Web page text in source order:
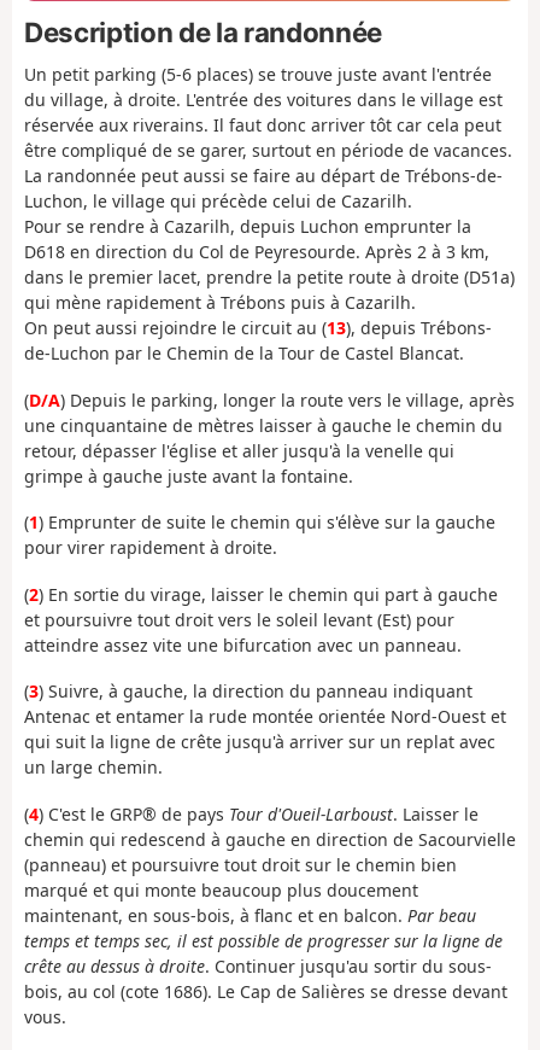
Description de la randonnée
Un petit parking (5-6 places) se trouve juste avant l'entrée
du village, à droite. L'entrée des voitures dans le village est
réservée aux riverains. Il faut donc arriver tôt car cela peut
être compliqué de se garer, surtout en période de vacances.
La randonnée peut aussi se faire au départ de Trébons-de-
Luchon, le village qui précède celui de Cazarilh.
Pour se rendre à Cazarilh, depuis Luchon emprunter la
D618 en direction du Col de Peyresourde. Après 2 à 3 km,
dans le premier lacet, prendre la petite route à droite (D51a)
qui mène rapidement à Trébons puis à Cazarilh.
On peut aussi rejoindre le circuit au (13), depuis Trébons-
de-Luchon par le Chemin de la Tour de Castel Blancat.
(D/A) Depuis le parking, longer la route vers le village, après
une cinquantaine de mètres laisser à gauche le chemin du
retour, dépasser l'église et aller jusqu'à la venelle qui
grimpe à gauche juste avant la fontaine.
(1) Emprunter de suite le chemin qui s'élève sur la gauche
pour virer rapidement à droite.
(2) En sortie du virage, laisser le chemin qui part à gauche
et poursuivre tout droit vers le soleil levant (Est) pour
atteindre assez vite une bifurcation avec un panneau.
(3) Suivre, à gauche, la direction du panneau indiquant
Antenac et entamer la rude montée orientée Nord-Ouest et
qui suit la ligne de crête jusqu'à arriver sur un replat avec
un large chemin.
(4) C'est le GRP® de pays Tour d'Oueil-Larboust. Laisser le
chemin qui redescend à gauche en direction de Sacourvielle
(panneau) et poursuivre tout droit sur le chemin bien
marqué et qui monte beaucoup plus doucement
maintenant, en sous-bois, à flanc et en balcon. Par beau
temps et temps sec, il est possible de progresser sur la ligne de
crête au dessus à droite. Continuer jusqu'au sortir du sous-
bois, au col (cote 1686). Le Cap de Salières se dresse devant
vous.